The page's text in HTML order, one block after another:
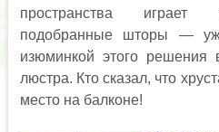
пространства играет
подобранные шторы —
изюминкой этого решения
люстра. Кто сказал, что
место на балконе!